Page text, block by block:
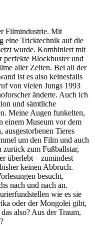
Filmindustrie. Mit
eine Tricktechnik auf die
wurde. Kombiniert mit
perfekte Blockbuster und
aller Zeiten. Bei all der
ist es also keinesfalls
von vielen Jungs 1993
änderte. Auch ich
und sämtliche
Meine Augen funkelten,
einem Museum vor dem
ausgestorbenen Tieres
um den Film und auch
zum Fußballstar,
überlebt – zumindest
keinen Abbruch.
besucht,
nach und nach an.
wie es sie
oder der Mongolei gibt,
also? Aus der Traum,